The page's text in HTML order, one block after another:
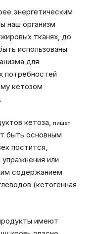
энергетическим
наш организм
тканях, до
использованы
для
потребностей
кетозом
кетоза, пишет
быть основным
постится,
или
содержанием
(кетогенная
имеют